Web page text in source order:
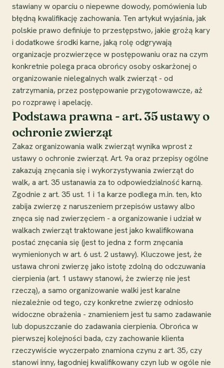
stawiany w oparciu o niepewne dowody, pomówienia lub
błędną kwalifikację zachowania. Ten artykuł wyjaśnia, jak
polskie prawo definiuje to przestępstwo, jakie grożą kary
i dodatkowe środki karne, jaką rolę odgrywają
organizacje prozwierzęce w postępowaniu oraz na czym
konkretnie polega praca obrońcy osoby oskarżonej o
organizowanie nielegalnych walk zwierząt - od
zatrzymania, przez postępowanie przygotowawcze, aż
po rozprawę i apelację.
Podstawa prawna - art. 35 ustawy o
ochronie zwierząt
Zakaz organizowania walk zwierząt wynika wprost z
ustawy o ochronie zwierząt. Art. 9a oraz przepisy ogólne
zakazują znęcania się i wykorzystywania zwierząt do
walk, a art. 35 ustanawia za to odpowiedzialność karną.
Zgodnie z art. 35 ust. 1 i 1a karze podlega m.in. ten, kto
zabija zwierzę z naruszeniem przepisów ustawy albo
znęca się nad zwierzęciem - a organizowanie i udział w
walkach zwierząt traktowane jest jako kwalifikowana
postać znęcania się (jest to jedna z form znęcania
wymienionych w art. 6 ust. 2 ustawy). Kluczowe jest, że
ustawa chroni zwierzę jako istotę zdolną do odczuwania
cierpienia (art. 1 ustawy stanowi, że zwierzę nie jest
rzeczą), a samo organizowanie walki jest karalne
niezależnie od tego, czy konkretne zwierzę odniosło
widoczne obrażenia - znamieniem jest tu samo zadawanie
lub dopuszczanie do zadawania cierpienia. Obrońca w
pierwszej kolejności bada, czy zachowanie klienta
rzeczywiście wyczerpało znamiona czynu z art. 35, czy
stanowi inny, łagodniej kwalifikowany czyn lub w ogóle nie